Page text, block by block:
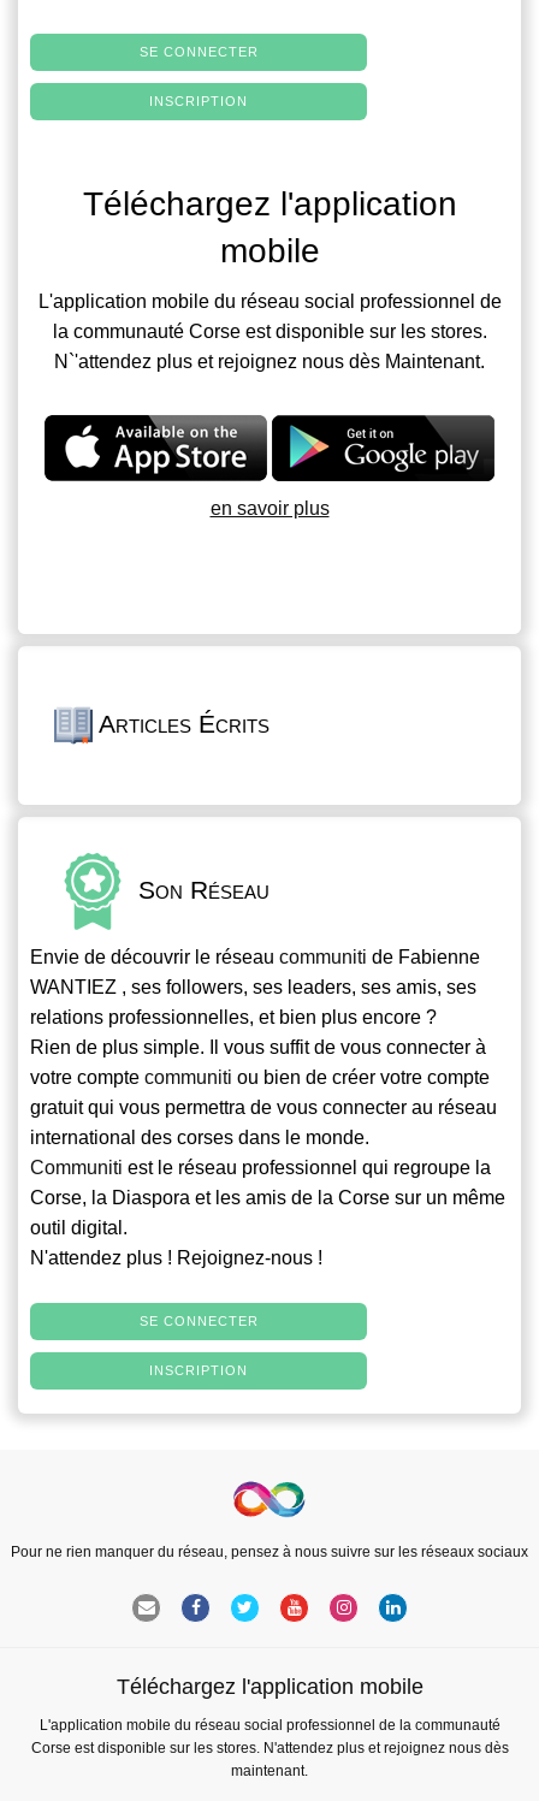
SE CONNECTER
INSCRIPTION
Téléchargez l'application
mobile
L'application mobile du réseau social professionnel de
la communauté Corse est disponible sur les stores.
N`'attendez plus et rejoignez nous dès Maintenant.
en savoir plus
Articles Écrits
Son Réseau
Envie de découvrir le réseau communiti de Fabienne
WANTIEZ , ses followers, ses leaders, ses amis, ses
relations professionnelles, et bien plus encore ?
Rien de plus simple. Il vous suffit de vous connecter à
votre compte communiti ou bien de créer votre compte
gratuit qui vous permettra de vous connecter au réseau
international des corses dans le monde.
Communiti est le réseau professionnel qui regroupe la
Corse, la Diaspora et les amis de la Corse sur un même
outil digital.
N'attendez plus ! Rejoignez-nous !
SE CONNECTER
INSCRIPTION
Pour ne rien manquer du réseau, pensez à nous suivre sur les réseaux sociaux
Téléchargez l'application mobile
L'application mobile du réseau social professionnel de la communauté
Corse est disponible sur les stores. N'attendez plus et rejoignez nous dès
maintenant.